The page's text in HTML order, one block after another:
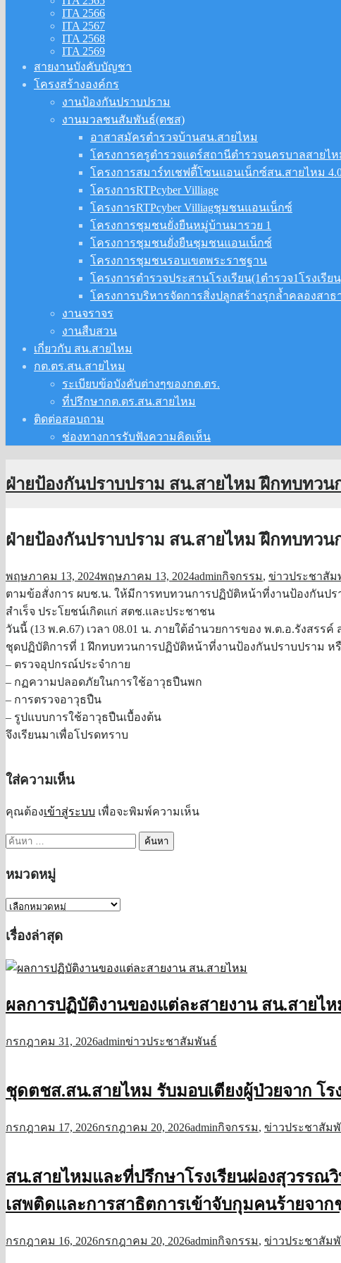
ITA 2566
ITA 2567
ITA 2568
ITA 2569
สายงานบังคับบัญชา
โครงสร้างองค์กร
งานป้องกันปราบปราม
งานมวลชนสัมพันธ์(ตชส)
อาสาสมัครตำรวจบ้านสน.สายไหม
โครงการครูตำรวจแดร์สถานีตำรวจนครบาลสายไห
โครงการสมาร์ทเชฟตี้โซนแอนเน็กซ์สน.สายไหม
โครงการRTPcyber Villiage
โครงการRTPcyber Villiagชุมชนแอนเน็กซ์
โครงการชุมชนยั่งยืนหมู่บ้านมารวย 1
โครงการชุมชนยั่งยืนชุมชนแอนเน็กซ์
โครงการชุมชนรอบเขตพระราชฐาน
โครงการตำรวจประสานโรงเรียน(1ตำรวจ1โรงเรีย
โครงการบริหารจัดการสิ่งปลูกสร้างรุกล้ำคลองสาธ
งานจราจร
งานสืบสวน
เกี่ยวกับ สน.สายไหม
กต.ตร.สน.สายไหม
ระเบียบข้อบังคับต่างๆของกต.ตร.
ที่ปรึกษากต.ตร.สน.สายไหม
ติดต่อสอบถาม
ช่องทางการรับฟังความคิดเห็น
ฝ่ายป้องกันปราบปราม สน.สายไหม ฝึกทบทว
ฝ่ายป้องกันปราบปราม สน.สายไหม ฝึกทบทว
พฤษภาคม 13, 2024พฤษภาคม 13, 2024adminกิจกรรม, ข่าวประชาสัม
ตามข้อสั่งการ ผบช.น. ให้มีการทบทวนการปฏิบัติหน้าที่งานป้องกันปร
สำเร็จ ประโยชน์เกิดเเก่ สตช.เเละประชาชน
วันนี้ (13 พ.ค.67) เวลา 08.01 น. ภายใต้อำนวยการของ พ.ต.อ.รังสร
ชุดปฏิบัติการที่ 1 ฝึกทบทวนการปฏิบัติหน้าที่งานป้องกันปราบปราม หรื
– ตรวจอุปกรณ์ประจำกาย
– กฏความปลอดภัยในการใช้อาวุธปืนพก
– การตรวจอาวุธปืน
– รูปแบบการใช้อาวุธปืนเบื้องต้น
จึงเรียนมาเพื่อโปรดทราบ
ใส่ความเห็น
คุณต้องเข้าสู่ระบบ เพื่อจะพิมพ์ความเห็น
ค้นหา
หมวดหมู่
หมวด
หมู่
เรื่องล่าสุด
ผลการปฏิบัติงานของแต่ละสายงาน สน.สายไห
กรกฎาคม 31, 2026adminข่าวประชาสัมพันธ์
ชุดตชส.สน.สายไหม รับมอบเตียงผู้ป่วยจาก โ
กรกฎาคม 17, 2026กรกฎาคม 20, 2026adminกิจกรรม, ข่าวประชาสัม
สน.สายไหมและที่ปรึกษาโรงเรียนผ่องสุวรร
เสพติดและการสาธิตการเข้าจับกุมคนร้ายจา
กรกฎาคม 16, 2026กรกฎาคม 20, 2026adminกิจกรรม, ข่าวประชาสัม